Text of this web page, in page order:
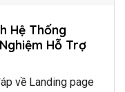
Hệ Thống
Hỗ Trợ
về Landing page